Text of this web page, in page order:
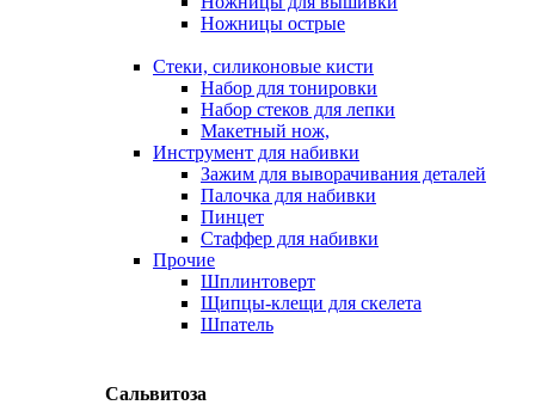
Ножницы острые
Стеки, силиконовые кисти
Набор для тонировки
Набор стеков для лепки
Макетный нож,
Инструмент для набивки
Зажим для выворачивания деталей
Палочка для набивки
Пинцет
Стаффер для набивки
Прочие
Шплинтоверт
Щипцы-клещи для скелета
Шпатель
Сальвитоза